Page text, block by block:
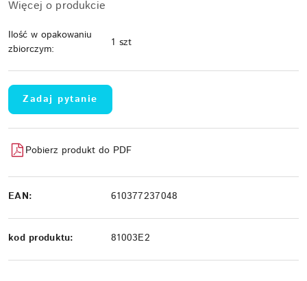
Więcej o produkcie
Ilość w opakowaniu
zbiorczym:
1 szt
Zadaj pytanie
Pobierz produkt do PDF
EAN: 610377237048
kod produktu: 81003E2